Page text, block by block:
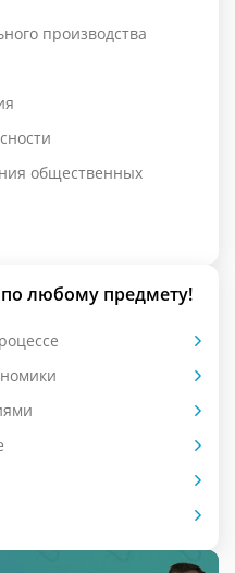
производства
общественных
любому предмету!